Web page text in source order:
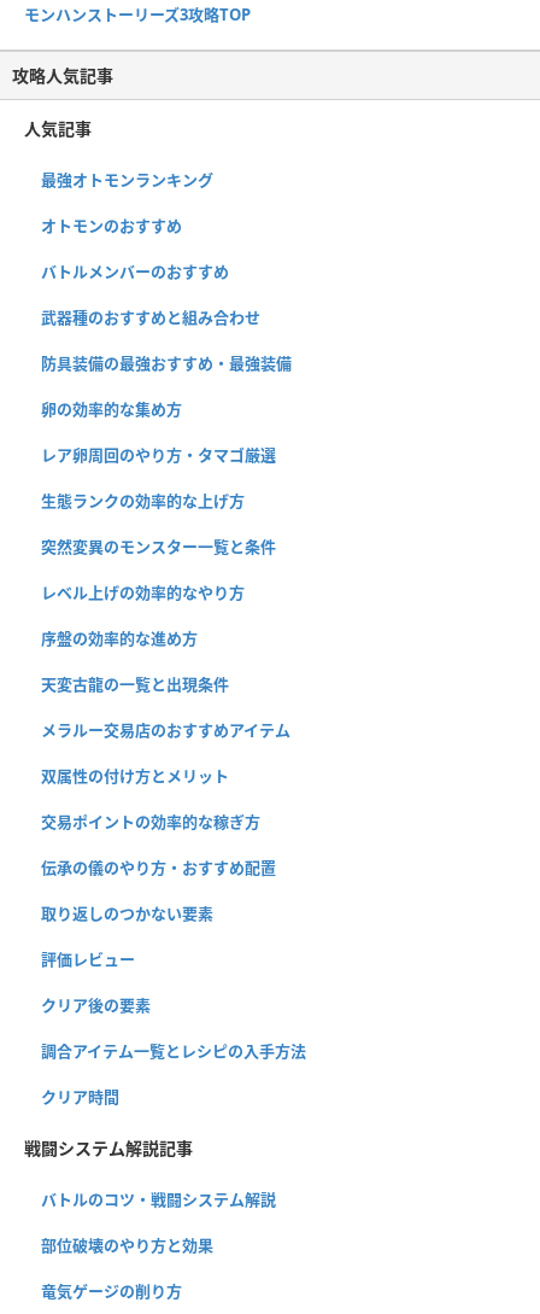
モンハンストーリーズ3攻略TOP
攻略人気記事
人気記事
最強オトモンランキング
オトモンのおすすめ
バトルメンバーのおすすめ
武器種のおすすめと組み合わせ
防具装備の最強おすすめ・最強装備
卵の効率的な集め方
レア卵周回のやり方・タマゴ厳選
生態ランクの効率的な上げ方
突然変異のモンスター一覧と条件
レベル上げの効率的なやり方
序盤の効率的な進め方
天変古龍の一覧と出現条件
メラルー交易店のおすすめアイテム
双属性の付け方とメリット
交易ポイントの効率的な稼ぎ方
伝承の儀のやり方・おすすめ配置
取り返しのつかない要素
評価レビュー
クリア後の要素
調合アイテム一覧とレシピの入手方法
クリア時間
戦闘システム解説記事
バトルのコツ・戦闘システム解説
部位破壊のやり方と効果
竜気ゲージの削り方